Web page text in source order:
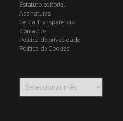
Estatuto editorial
Assinaturas
Lei da Transparência
Contactos
Política de privacidade
Política de Cookies